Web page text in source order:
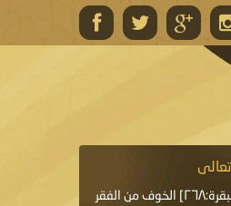
﴿الشيطان يعِدُكم الفقر﴾[البقرة:٢٦٨] الخوف من الفقر